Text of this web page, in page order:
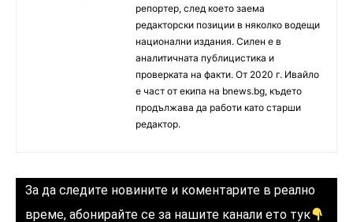
репортер, след което заема
редакторски позиции в няколко водещи
национални издания. Силен е в
аналитичната публицистика и
проверката на факти. От 2020 г. Ивайло
е част от екипа на bnews.bg, където
продължава да работи като старши
редактор.
За да следите новините и коментарите в реално
време, абонирайте се за нашите канали ето тук